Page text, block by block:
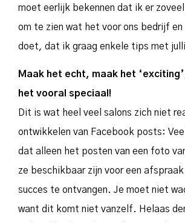
moet eerlijk bekennen dat ik er
om te zien wat het voor ons bedrijf en
doet, dat ik graag enkele tips met
Maak het echt, maak het
het vooral speciaal!
Dit is wat heel veel salons zich niet
ontwikkelen van Facebook posts:
dat alleen het posten van een foto
ze beschikbaar zijn voor een afspraak
succes te ontvangen. Je moet niet
want dit komt niet vanzelf. Helaas